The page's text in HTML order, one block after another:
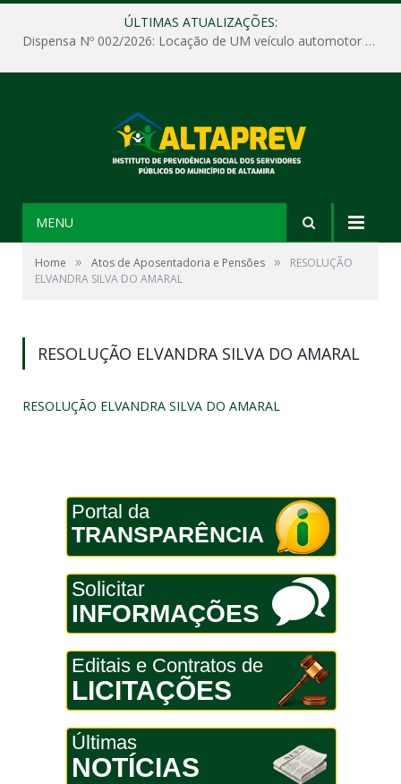
ÚLTIMAS ATUALIZAÇÕES:
Dispensa Nº 002/2026: Locação de UM veículo automotor sem motorista, tipo passeio, com seguro total e quilometragem livre, para atender as demandas operacionais e administrativas do Instituto de Previdência Social dos Servidores Públicos do Município de Altamira – PA – ALTAPREV.
MENU
Home » Atos de Aposentadoria e Pensões »
RESOLUÇÃO
ELVANDRA SILVA DO AMARAL
RESOLUÇÃO ELVANDRA SILVA DO AMARAL
RESOLUÇÃO ELVANDRA SILVA DO AMARAL
Portal da
TRANSPARÊNCIA
Solicitar
INFORMAÇÕES
Editais e Contratos de
LICITAÇÕES
Últimas
NOTÍCIAS